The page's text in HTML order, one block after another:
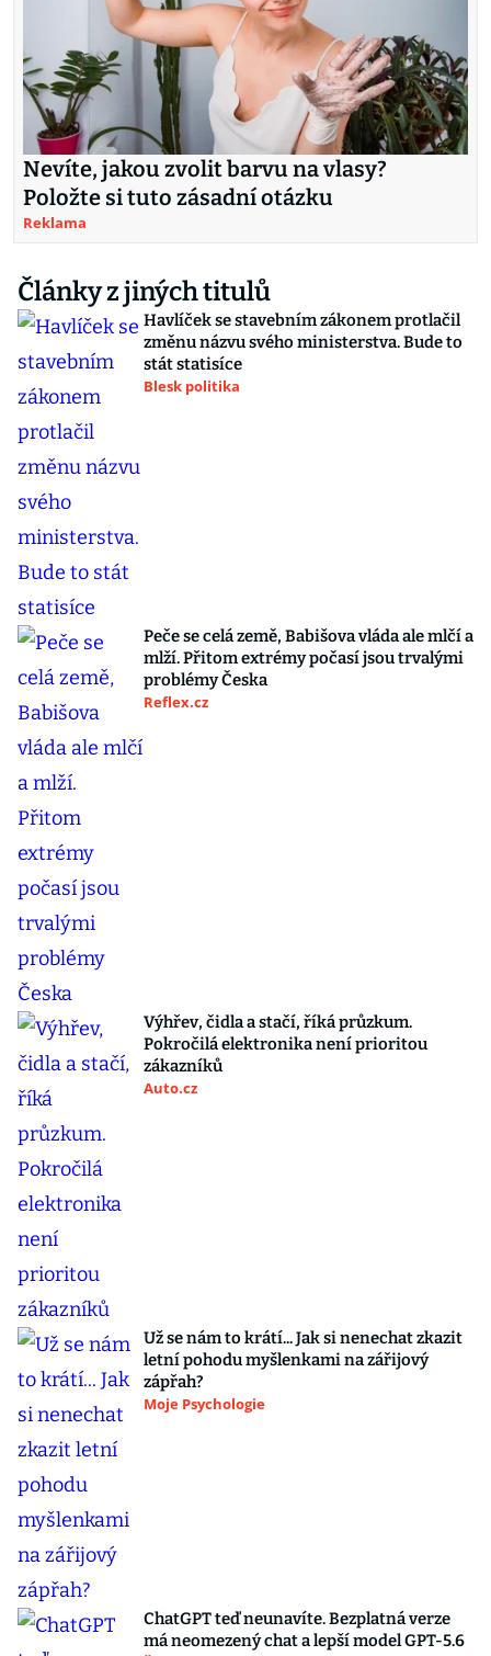
Nevíte, jakou zvolit barvu na vlasy?
Položte si tuto zásadní otázku
Reklama
Články z jiných titulů
Havlíček se stavebním zákonem protlačil
změnu názvu svého ministerstva. Bude to
stát statisíce
Blesk politika
Peče se celá země, Babišova vláda ale mlčí a
mlží. Přitom extrémy počasí jsou trvalými
problémy Česka
Reflex.cz
Výhřev, čidla a stačí, říká průzkum.
Pokročilá elektronika není prioritou
zákazníků
Auto.cz
Už se nám to krátí... Jak si nenechat zkazit
letní pohodu myšlenkami na zářijový
zápřah?
Moje Psychologie
ChatGPT teď neunavíte. Bezplatná verze
má neomezený chat a lepší model GPT-5.6